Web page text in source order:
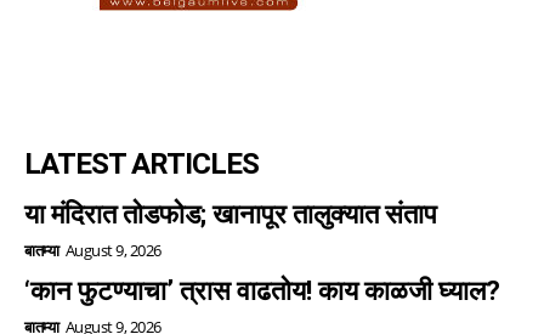
LATEST ARTICLES
या मंदिरात तोडफोड; खानापूर तालुक्यात संताप
बातम्या August 9, 2026
‘कान फुटण्याचा’ त्रास वाढतोय! काय काळजी घ्याल?
बातम्या August 9, 2026